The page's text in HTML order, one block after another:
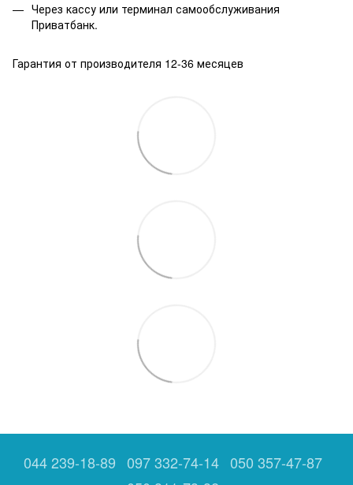
Через кассу или терминал самообслуживания
Приватбанк.
Гарантия от производителя 12-36 месяцев
044 239-18-89 097 332-74-14 050 357-47-87